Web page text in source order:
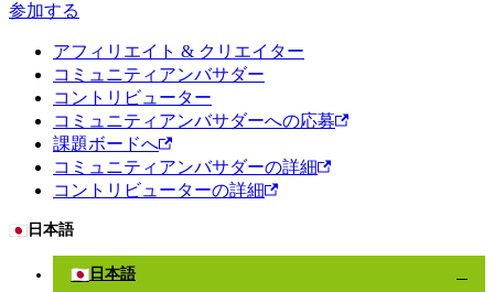
参加する
アフィリエイト & クリエイター
コミュニティアンバサダー
コントリビューター
コミュニティアンバサダーへの応募
課題ボードへ
コミュニティアンバサダーの詳細
コントリビューターの詳細
🇯🇵 日本語
🇯🇵 日本語